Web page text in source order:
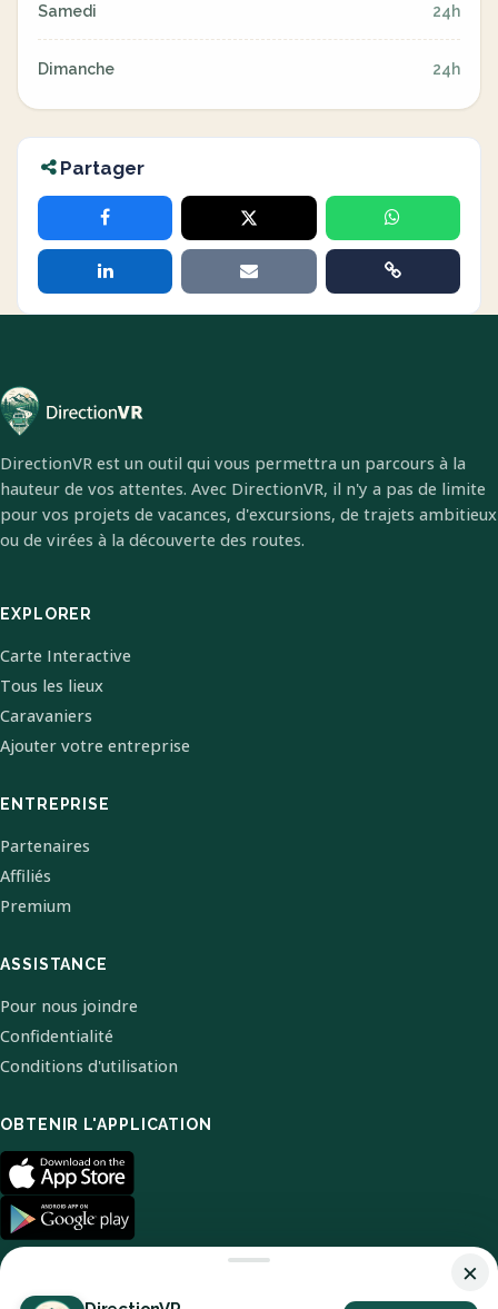
Samedi 24h
Dimanche 24h
Partager
DirectionVR est un outil qui vous permettra un parcours à la
hauteur de vos attentes. Avec DirectionVR, il n'y a pas de limite
pour vos projets de vacances, d'excursions, de trajets ambitieux
ou de virées à la découverte des routes.
EXPLORER
Carte Interactive
Tous les lieux
Caravaniers
Ajouter votre entreprise
ENTREPRISE
Partenaires
Affiliés
Premium
ASSISTANCE
Pour nous joindre
Confidentialité
Conditions d'utilisation
OBTENIR L'APPLICATION
×